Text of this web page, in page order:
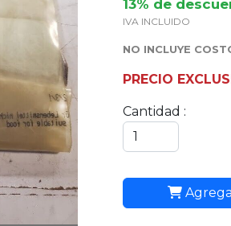
13% de
IVA INCLUIDO
NO INCLUYE
PRECIO
Cantidad :